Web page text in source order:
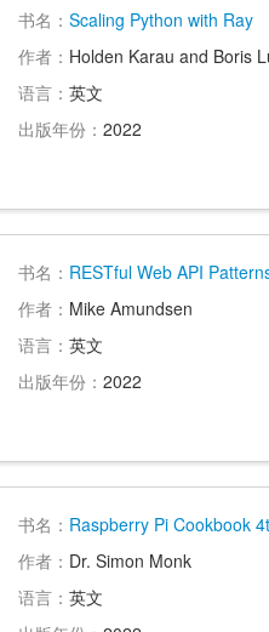
书名： Scaling Python with Ray
作者： Holden Karau and Boris
语言： 英文
出版年份： 2022
书名： RESTful Web API
作者： Mike Amundsen
语言： 英文
出版年份： 2022
书名： Raspberry Pi Cookbook
作者： Dr. Simon Monk
语言： 英文